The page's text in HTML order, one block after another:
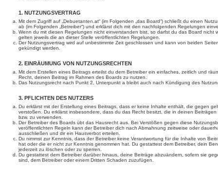
1. NUTZUNGSVERTRAG
Mit dem Zugriff auf „Debuetanten.at“ (im Folgenden „das Board“) schließt du einen
ab (im Folgenden „Betreiber“) und erklärst dich mit den nachfolgenden Regelungen
Wenn du mit diesen Regelungen nicht einverstanden bist, so darfst du das Board nicht
gelten jeweils die an dieser Stelle veröffentlichten Regelungen.
Der Nutzungsvertrag wird auf unbestimmte Zeit geschlossen und kann von beiden
gekündigt werden.
2. EINRÄUMUNG VON NUTZUNGSRECHTEN
Mit dem Erstellen eines Beitrags erteilst du dem Betreiber ein einfaches, zeitlich und
Recht, deinen Beitrag im Rahmen des Boards zu nutzen.
Das Nutzungsrecht nach Punkt 2, Unterpunkt a bleibt auch nach Kündigung des
3. PFLICHTEN DES NUTZERS
Du erklärst mit der Erstellung eines Beitrags, dass er keine Inhalte enthält, die gegen
verstoßen. Du erklärst insbesondere, dass du das Recht besitzt, die in deinen
bzw. zu verwenden.
Der Betreiber des Boards übt das Hausrecht aus. Bei Verstößen gegen diese
veröffentlichten Regeln kann der Betreiber dich nach Abmahnung zeitweise oder
ausschließen und dir ein Hausverbot erteilen.
Du nimmst zur Kenntnis, dass der Betreiber keine Verantwortung für die Inhalte von
hat oder die er nicht zur Kenntnis genommen hat. Du gestattest dem Betreiber, dein
jederzeit zu löschen oder zu sperren.
Du gestattest dem Betreiber darüber hinaus, deine Beiträge abzuändern, sofern sie
sind, dem Betreiber oder einem Dritten Schaden zuzufügen.